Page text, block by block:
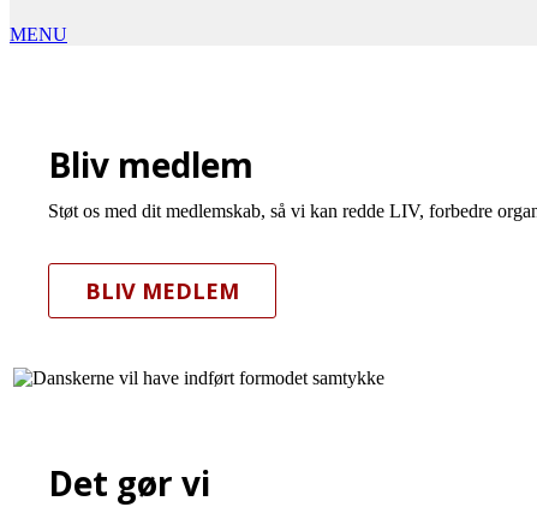
MENU
Bliv medlem
Støt os med dit medlemskab, så vi kan redde LIV, forbedre
BLIV MEDLEM
Det gør vi